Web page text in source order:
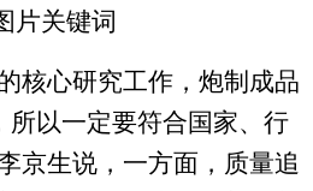
核心研究工作，炮制成品
所以一定要符合国家、行
京生说，一方面，质量追